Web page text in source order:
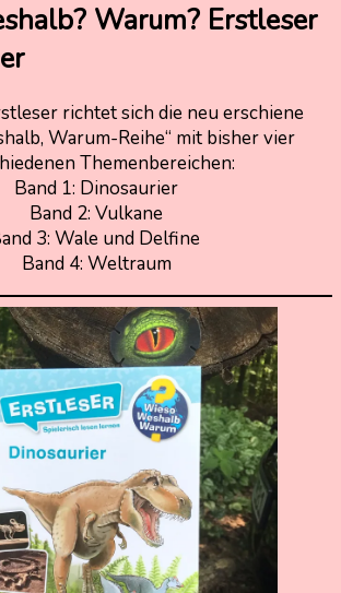
Warum? Erstleser
richtet sich die neu erschiene
Warum-Reihe“ mit bisher vier
Themenbereichen:
Band 1: Dinosaurier
Band 2: Vulkane
3: Wale und Delfine
Band 4: Weltraum